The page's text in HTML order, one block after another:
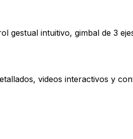
intuitivo, gimbal de 3
videos interactivos y